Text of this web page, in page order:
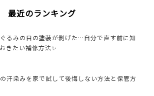
最近のランキング
るみの目の塗装が剥げた…自分で直す前に知
きたい補修方法✨
汗染みを家で試して後悔しない方法と保管方